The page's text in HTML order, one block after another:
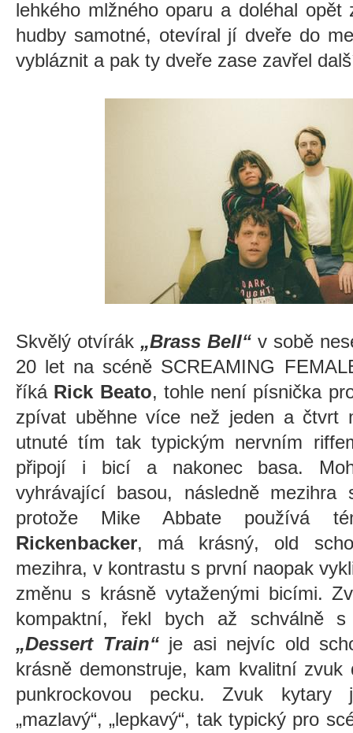
lehkého mlžného oparu a doléhal
hudby samotné, otevíral jí dveře do
vybláznit a pak ty dveře zase zavřel
Skvělý otvírák „Brass Bell“ v sobě
20 let na scéně SCREAMING
říká Rick Beato, tohle není písnička
zpívat uběhne více než jeden a čtvrt
utnuté tím tak typickým nervním
připojí i bicí a nakonec basa.
vyhrávající basou, následně
protože Mike Abbate používá
Rickenbacker, má krásný, old
mezihra, v kontrastu s první naopak
změnu s krásně vytaženými bicími.
kompaktní, řekl bych až schválně
„Dessert Train“je asi nejvíc old
krásně demonstruje, kam kvalitní zvuk
punkrockovou pecku. Zvuk kytary
„mazlavý“, „lepkavý“, tak typický pro